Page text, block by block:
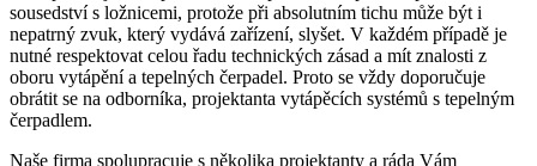
sousedství s ložnicemi, protože při absolutním tichu může být i
nepatrný zvuk, který vydává zařízení, slyšet. V každém případě je
nutné respektovat celou řadu technických zásad a mít znalosti z
oboru vytápění a tepelných čerpadel. Proto se vždy doporučuje
obrátit se na odborníka, projektanta vytápěcích systémů s tepelným
čerpadlem.
Naše firma spolupracuje s několika projektanty a ráda Vám